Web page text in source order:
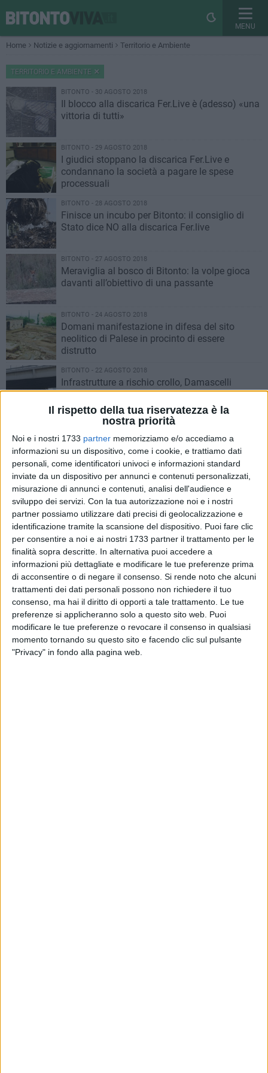
Il rispetto della tua riservatezza è la
nostra priorità
Noi e i nostri 1733 partner memorizziamo e/o accediamo a
informazioni su un dispositivo, come i cookie, e trattiamo dati
personali, come identificatori univoci e informazioni standard
inviate da un dispositivo per annunci e contenuti personalizzati,
misurazione di annunci e contenuti, analisi dell'audience e
sviluppo dei servizi. Con la tua autorizzazione noi e i nostri
partner possiamo utilizzare dati precisi di geolocalizzazione e
identificazione tramite la scansione del dispositivo. Puoi fare clic
per consentire a noi e ai nostri 1733 partner il trattamento per le
finalità sopra descritte. In alternativa puoi accedere a
informazioni più dettagliate e modificare le tue preferenze prima
di acconsentire o di negare il consenso. Si rende noto che alcuni
trattamenti dei dati personali possono non richiedere il tuo
consenso, ma hai il diritto di opporti a tale trattamento. Le tue
preferenze si applicheranno solo a questo sito web. Puoi
modificare le tue preferenze o revocare il consenso in qualsiasi
momento tornando su questo sito e facendo clic sul pulsante
"Privacy" in fondo alla pagina web.
MENU
Home Notizie e aggiornamenti Territorio e Ambiente
TERRITORIO E AMBIENTE
BITONTO - 30 AGOSTO 2018
Il blocco alla discarica Fer.Live è (adesso) «una
vittoria di tutti»
BITONTO - 29 AGOSTO 2018
I giudici stoppano la discarica Fer.Live e
condannano la società a pagare le spese
processuali
BITONTO - 28 AGOSTO 2018
Finisce un incubo per Bitonto: il consiglio di
Stato dice NO alla discarica Fer.live
BITONTO - 27 AGOSTO 2018
Meraviglia al bosco di Bitonto: la volpe gioca
davanti all’obiettivo di una passante
BITONTO - 24 AGOSTO 2018
Domani manifestazione in difesa del sito
neolitico di Palese in procinto di essere
distrutto
BITONTO - 22 AGOSTO 2018
Infrastrutture a rischio crollo, Damascelli
chiede una ricognizione a tappeto
BITONTO - 20 AGOSTO 2018
Acqua per i campi ‘a singhiozzo’ in Puglia,
Damascelli: «Non è un’elemosina»
BITONTO - 18 AGOSTO 2018
Ponte Lama Balice a Bitonto: affidato l’incarico
per le verifiche strutturali
BITONTO - 17 AGOSTO 2018
Dopo la tragedia di Genova preoccupazione a
Bitonto per il ponte su Lama Balice
BITONTO - 13 AGOSTO 2018
Scoperto insediamento neolitico tra Palese e
Bitonto durante i lavori all’aeroporto
BITONTO - 6 AGOSTO 2018
Terreni di Bitonto fuori dai risarcimenti per le